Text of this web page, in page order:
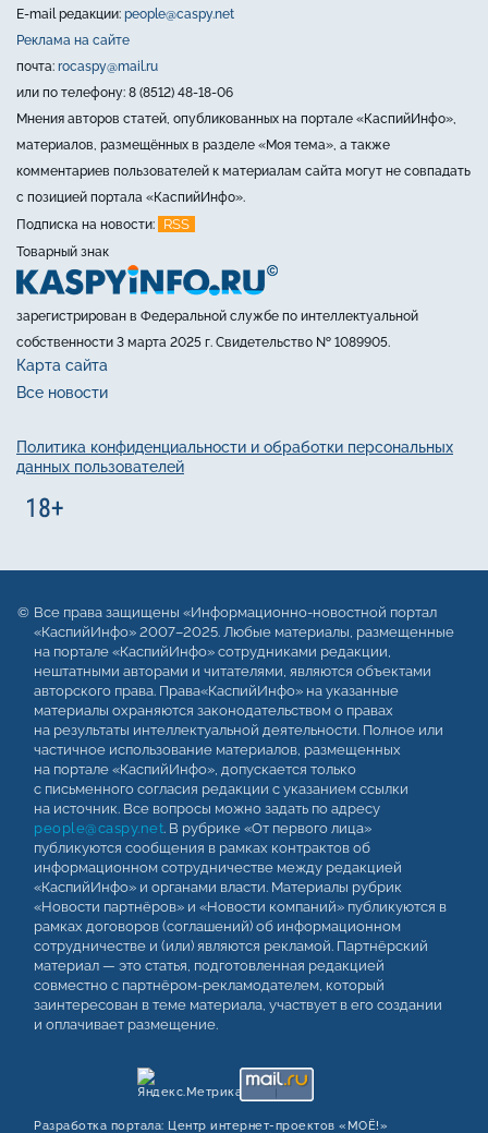
E-mail редакции: people@caspy.net
Реклама на сайте
почта: rocaspy@mail.ru
или по телефону: 8 (8512) 48-18-06
Мнения авторов статей, опубликованных на портале «КаспийИнфо»,
материалов, размещённых в разделе «Моя тема», а также
комментариев пользователей к материалам сайта могут не совпадать
с позицией портала «КаспийИнфо».
Подписка на новости:
RSS
Товарный знак
зарегистрирован в Федеральной службе по интеллектуальной
собственности 3 марта 2025 г. Свидетельство № 1089905.
Карта сайта
Все новости
Политика конфиденциальности и обработки персональных
данных пользователей
Все права защищены «Информационно-новостной портал
«КаспийИнфо» 2007–2025. Любые материалы, размещенные
на портале «КаспийИнфо» сотрудниками редакции,
нештатными авторами и читателями, являются объектами
авторского права. Права«КаспийИнфо» на указанные
материалы охраняются законодательством о правах
на результаты интеллектуальной деятельности. Полное или
частичное использование материалов, размещенных
на портале «КаспийИнфо», допускается только
с письменного согласия редакции с указанием ссылки
на источник. Все вопросы можно задать по адресу
people@caspy.net. В рубрике «От первого лица»
публикуются сообщения в рамках контрактов об
информационном сотрудничестве между редакцией
«КаспийИнфо» и органами власти. Материалы рубрик
«Новости партнёров» и «Новости компаний» публикуются в
рамках договоров (соглашений) об информационном
сотрудничестве и (или) являются рекламой. Партнёрский
материал — это статья, подготовленная редакцией
совместно с партнёром-рекламодателем, который
заинтересован в теме материала, участвует в его создании
и оплачивает размещение.
Разработка портала: Центр интернет‑проектов «МОЁ!»